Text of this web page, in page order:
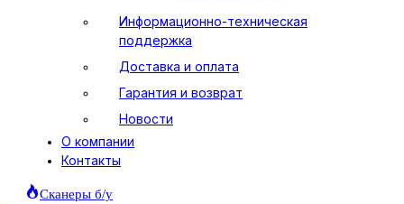
Информационно-техническая
поддержка
Доставка и оплата
Гарантия и возврат
Новости
О компании
Контакты
Сканеры б/у